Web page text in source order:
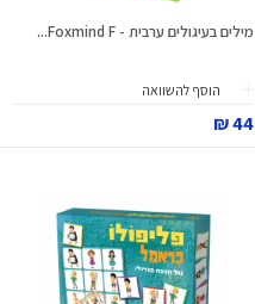
מילים בעיגולים ערבית - Foxmind F...
הוסף להשוואה
44 ₪